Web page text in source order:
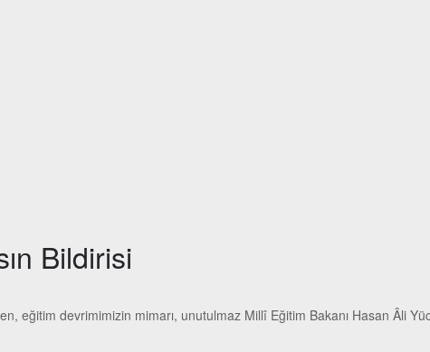
Bildirisi
eğitim devrimimizin mimarı, unutulmaz Millî Eğitim Bakanı Hasan Âli